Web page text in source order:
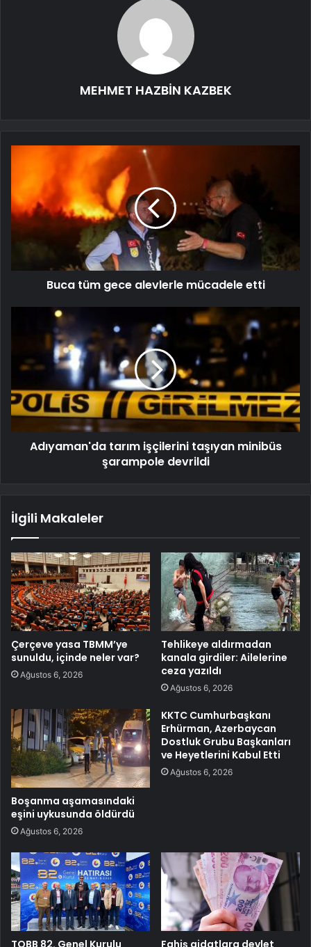
MEHMET HAZBİN KAZBEK
Buca tüm gece alevlerle mücadele etti
Adıyaman'da tarım işçilerini taşıyan minibüs
şarampole devrildi
İlgili Makaleler
Çerçeve yasa TBMM’ye
sunuldu, içinde neler var?
Ağustos 6, 2026
Tehlikeye aldırmadan
kanala girdiler: Ailelerine
ceza yazıldı
Ağustos 6, 2026
Boşanma aşamasındaki
eşini uykusunda öldürdü
Ağustos 6, 2026
KKTC Cumhurbaşkanı
Erhürman, Azerbaycan
Dostluk Grubu Başkanları
ve Heyetlerini Kabul Etti
Ağustos 6, 2026
TOBB 82. Genel Kurulu Fahiş aidatlara devlet